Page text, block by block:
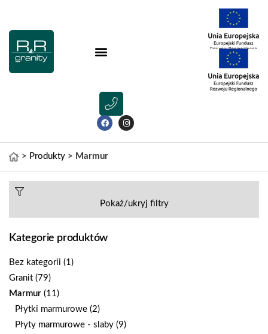
> Produkty > Marmur
Pokaż/ukryj filtry
Kategorie produktów
Bez kategorii (1)
Granit (79)
Marmur (11)
Płytki marmurowe (2)
Płyty marmurowe - slaby (9)